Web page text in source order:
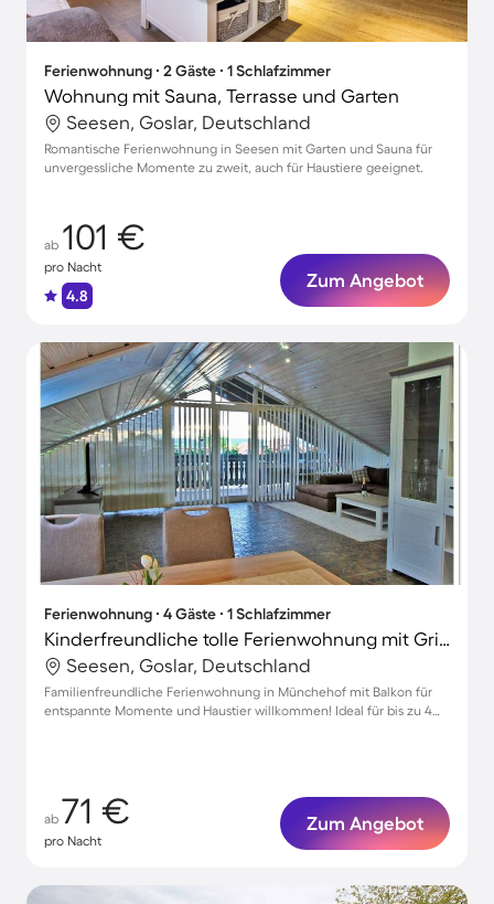
Ferienwohnung ∙ 2 Gäste ∙ 1 Schlafzimmer
Wohnung mit Sauna, Terrasse und Garten
Seesen, Goslar, Deutschland
Romantische Ferienwohnung in Seesen mit Garten und Sauna für
unvergessliche Momente zu zweit, auch für Haustiere geeignet.
ab 101 €
pro Nacht
4.8
Zum Angebot
Ferienwohnung ∙ 4 Gäste ∙ 1 Schlafzimmer
Kinderfreundliche tolle Ferienwohnung mit Grill | Haustiere sind willkommen
Seesen, Goslar, Deutschland
Familienfreundliche Ferienwohnung in Münchehof mit Balkon für
entspannte Momente und Haustier willkommen! Ideal für bis zu 4
ab 71 €
pro Nacht
Zum Angebot